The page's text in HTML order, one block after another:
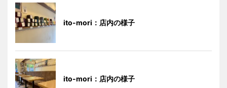
ito-mori：店内の様子
ito-mori：店内の様子